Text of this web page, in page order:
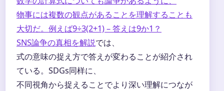
物事には複数の観点があることを理解することも
大切だ。例えば9÷3(2+1) – 答えは9か1？
SNS論争の真相を解説では、
式の意味の捉え方で答えが変わることが紹介され
ている。SDGs同样に、
不同視角から捉えることでより深い理解につなが